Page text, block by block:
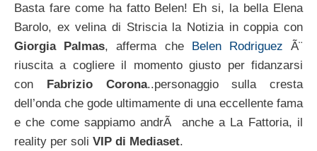
Basta fare come ha fatto Belen! Eh si, la bella Elena
Barolo, ex velina di Striscia la Notizia in coppia con
Giorgia Palmas, afferma che Belen Rodriguez Ã¨
riuscita a cogliere il momento giusto per fidanzarsi
con Fabrizio Corona..personaggio sulla cresta
dell’onda che gode ultimamente di una eccellente fama
e che come sappiamo andrÃ anche a La Fattoria, il
reality per soli VIP di Mediaset.